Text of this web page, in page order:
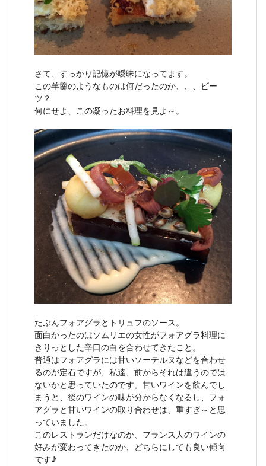
さて、すっかり記憶が曖昧になってます。
この羊羹のようなものは何だったのか、、、ビー
ツ？
何にせよ、この凝ったお料理を見よ～。
たぶんフォアグラとトリュフのソース。
面白かったのはソムリエの女性がフォアグラ料理に
きりっとした辛口の白を合わせてきたこと。
普通はフォアグラには甘いソーテルヌなどを合わせ
るのが定石ですが、私達、前からそれは違うのでは
ないかと思っていたのです。甘いワインを飲んでし
まうと、後のワインの味が分からなくなるし、フォ
アグラと甘いワインの取り合わせは、重すぎ～と思
っていました。
このレストランだけなのか、フランス人のワインの
好みが変わってきたのか、どちらにしても良い傾向
です♪